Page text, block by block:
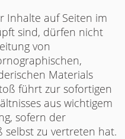
Inhalte auf Seiten im
sind, dürfen nicht
von
Materials
führt zur sofortigen
aus wichtigem
sofern der
selbst zu vertreten hat.